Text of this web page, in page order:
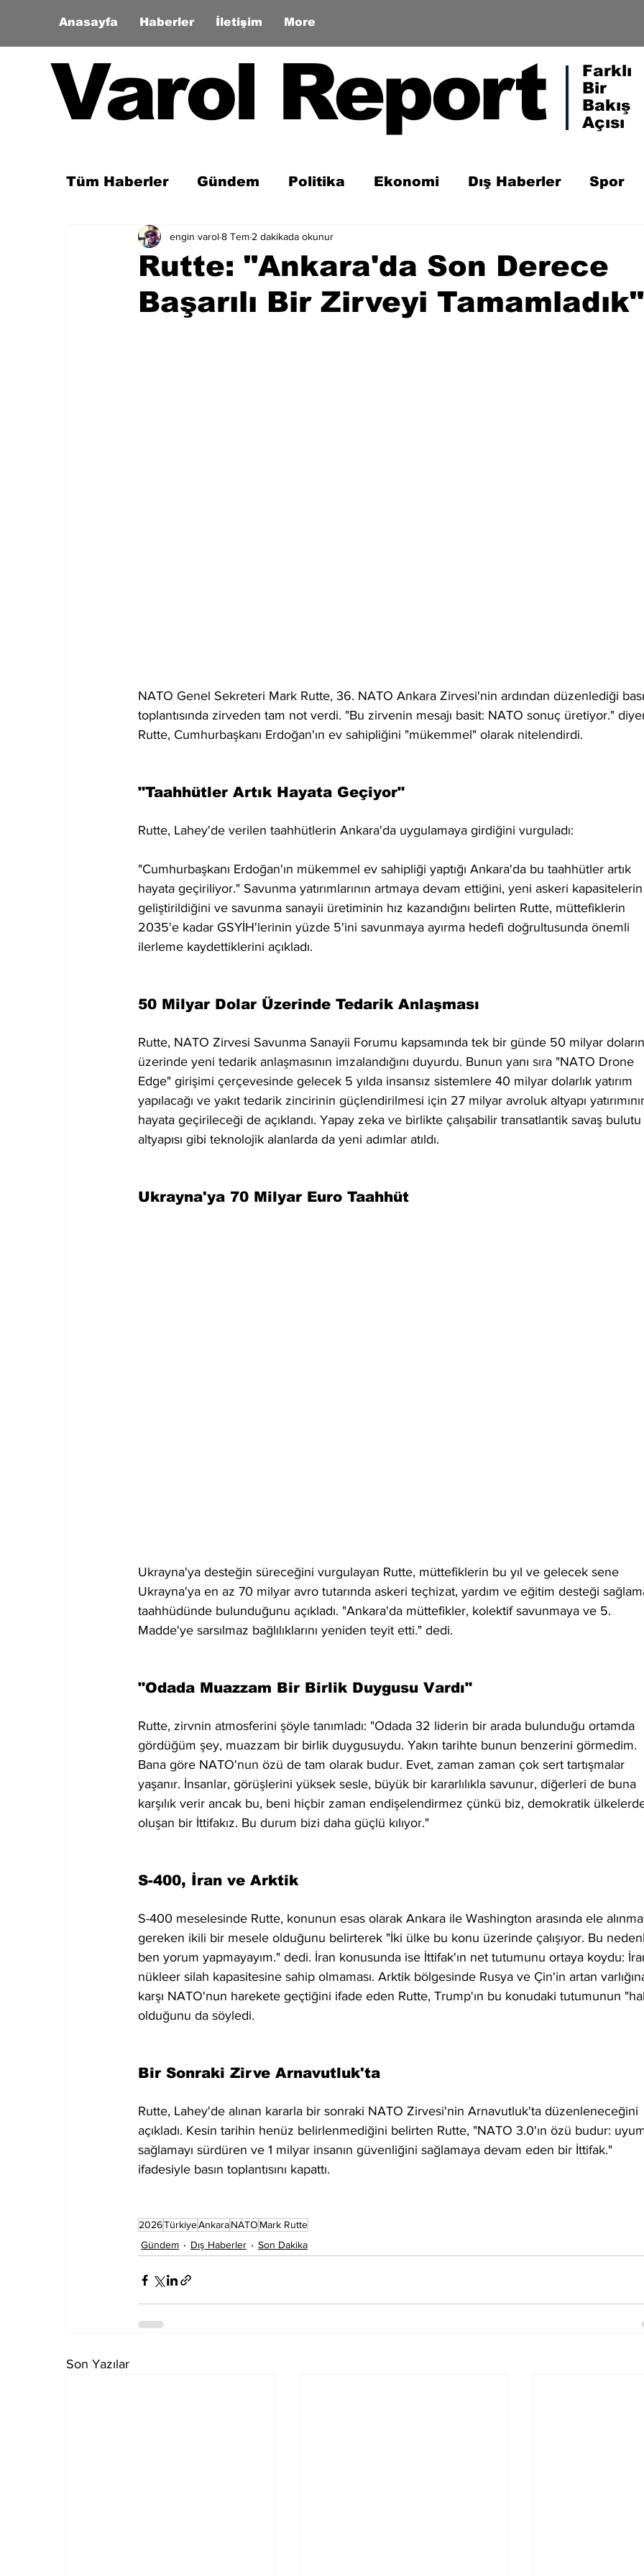
Anasayfa Haberler İletişim More
Varol Report
Farklı
Bir
Bakış
Açısı
Tüm Haberler Gündem Politika Ekonomi Dış Haberler Spor
Son Dakika Zaman Tüneli
Rutte: "Ankara'da Son Derece
Başarılı Bir Zirveyi Tamamladık"
engin varol8 Tem 2 dakikada okunur
NATO Genel Sekreteri Mark Rutte, 36. NATO Ankara Zirvesi'nin ardından düzenlediği
toplantısında zirveden tam not verdi. "Bu zirvenin mesajı basit: NATO sonuç üretiyor."
Rutte, Cumhurbaşkanı Erdoğan'ın ev sahipliğini "mükemmel" olarak nitelendirdi.
"Taahhütler Artık Hayata Geçiyor"
Rutte, Lahey'de verilen taahhütlerin Ankara'da uygulamaya girdiğini vurguladı:
"Cumhurbaşkanı Erdoğan'ın mükemmel ev sahipliği yaptığı Ankara'da bu taahhütler artık
hayata geçiriliyor." Savunma yatırımlarının artmaya devam ettiğini, yeni askeri
geliştirildiğini ve savunma sanayii üretiminin hız kazandığını belirten Rutte, müttefiklerin
2035'e kadar GSYİH'lerinin yüzde 5'ini savunmaya ayırma hedefi doğrultusunda önemli
ilerleme kaydettiklerini açıkladı.
50 Milyar Dolar Üzerinde Tedarik Anlaşması
Rutte, NATO Zirvesi Savunma Sanayii Forumu kapsamında tek bir günde 50 milyar
üzerinde yeni tedarik anlaşmasının imzalandığını duyurdu. Bunun yanı sıra "NATO Drone
Edge" girişimi çerçevesinde gelecek 5 yılda insansız sistemlere 40 milyar dolarlık yatırım
yapılacağı ve yakıt tedarik zincirinin güçlendirilmesi için 27 milyar avroluk altyapı
hayata geçirileceği de açıklandı. Yapay zeka ve birlikte çalışabilir transatlantik savaş bulutu
altyapısı gibi teknolojik alanlarda da yeni adımlar atıldı.
Ukrayna'ya 70 Milyar Euro Taahhüt
Ukrayna'ya desteğin süreceğini vurgulayan Rutte, müttefiklerin bu yıl ve gelecek sene
Ukrayna'ya en az 70 milyar avro tutarında askeri teçhizat, yardım ve eğitim desteği
taahhüdünde bulunduğunu açıkladı. "Ankara'da müttefikler, kolektif savunmaya ve 5.
Madde'ye sarsılmaz bağlılıklarını yeniden teyit etti." dedi.
"Odada Muazzam Bir Birlik Duygusu Vardı"
Rutte, zirvnin atmosferini şöyle tanımladı: "Odada 32 liderin bir arada bulunduğu ortamda
gördüğüm şey, muazzam bir birlik duygusuydu. Yakın tarihte bunun benzerini görmedim.
Bana göre NATO'nun özü de tam olarak budur. Evet, zaman zaman çok sert tartışmalar
yaşanır. İnsanlar, görüşlerini yüksek sesle, büyük bir kararlılıkla savunur, diğerleri de buna
karşılık verir ancak bu, beni hiçbir zaman endişelendirmez çünkü biz, demokratik
oluşan bir İttifakız. Bu durum bizi daha güçlü kılıyor."
S-400, İran ve Arktik
S-400 meselesinde Rutte, konunun esas olarak Ankara ile Washington arasında ele
gereken ikili bir mesele olduğunu belirterek "İki ülke bu konu üzerinde çalışıyor. Bu
ben yorum yapmayayım." dedi. İran konusunda ise İttifak'ın net tutumunu ortaya koydu:
nükleer silah kapasitesine sahip olmaması. Arktik bölgesinde Rusya ve Çin'in artan
karşı NATO'nun harekete geçtiğini ifade eden Rutte, Trump'ın bu konudaki tutumunun
olduğunu da söyledi.
Bir Sonraki Zirve Arnavutluk'ta
Rutte, Lahey'de alınan kararla bir sonraki NATO Zirvesi'nin Arnavutluk'ta düzenleneceğini
açıkladı. Kesin tarihin henüz belirlenmediğini belirten Rutte, "NATO 3.0'ın özü budur:
sağlamayı sürdüren ve 1 milyar insanın güvenliğini sağlamaya devam eden bir İttifak."
ifadesiyle basın toplantısını kapattı.
2026TürkiyeAnkaraNATO Mark Rutte
Gündem
Dış Haberler Son Dakika
Son Yazılar